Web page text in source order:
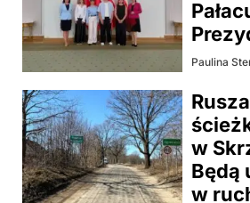
Paulina
w
Będą
w